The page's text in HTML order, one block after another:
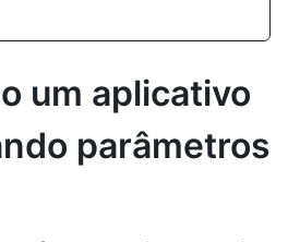
um aplicativo
parâmetros